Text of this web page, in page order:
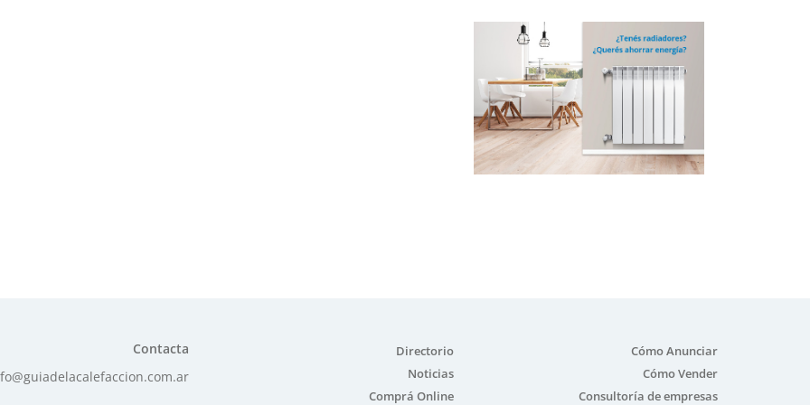
Contacta
Directorio
Noticias
Comprá Online
Cómo Anunciar
Cómo Vender
Consultoría de empresas